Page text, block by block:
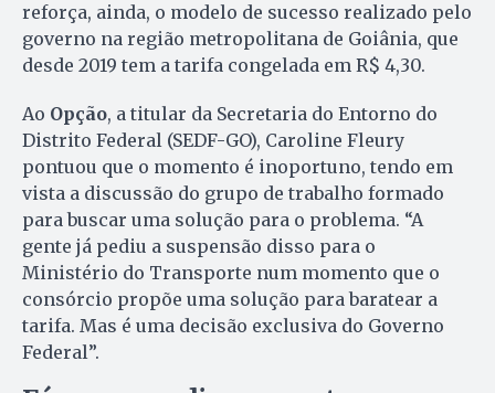
reforça, ainda, o modelo de sucesso realizado pelo
governo na região metropolitana de Goiânia, que
desde 2019 tem a tarifa congelada em R$ 4,30.
Ao Opção, a titular da Secretaria do Entorno do
Distrito Federal (SEDF-GO), Caroline Fleury
pontuou que o momento é inoportuno, tendo em
vista a discussão do grupo de trabalho formado
para buscar uma solução para o problema. “A
gente já pediu a suspensão disso para o
Ministério do Transporte num momento que o
consórcio propõe uma solução para baratear a
tarifa. Mas é uma decisão exclusiva do Governo
Federal”.